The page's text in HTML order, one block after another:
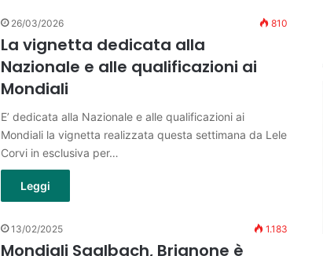
26/03/2026 810
La vignetta dedicata alla
Nazionale e alle qualificazioni ai
Mondiali
E’ dedicata alla Nazionale e alle qualificazioni ai
Mondiali la vignetta realizzata questa settimana da Lele
Corvi in esclusiva per…
Leggi
13/02/2025 1.183
Mondiali Saalbach, Brignone è